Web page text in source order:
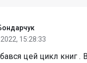
15:28:33
цей цикл книг .